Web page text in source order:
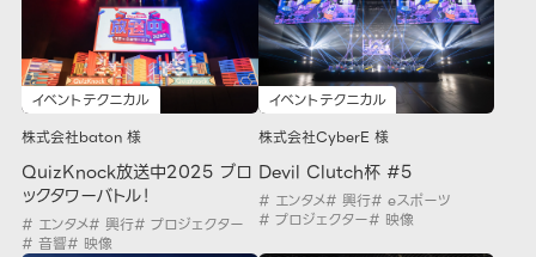
イベントテクニカル
株式会社baton 様
QuizKnock放送中2025 ブロ
ックタワーバトル！
# エンタメ# 興行# プロジェクター
# 音響# 映像
イベントテクニカル
株式会社CyberE 様
Devil Clutch杯 #5
# エンタメ# 興行# eスポーツ
# プロジェクター# 映像